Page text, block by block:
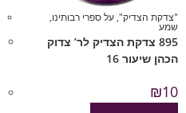
"צדקת הצדיק",על ספרי רבותינו,
שמע
895 צדקת הצדיק לר’ צדוק
הכהן שיעור 16
₪10